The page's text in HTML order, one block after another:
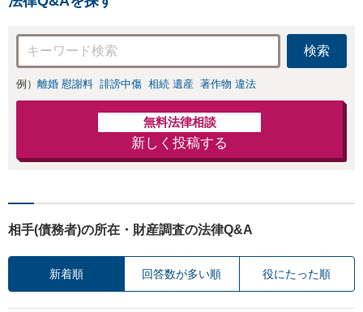
をご説明し、より
良い解決を目指し
ます。
検索
例） 離婚 慰謝料 誹謗中傷 相続 遺産 著作物 違法
無料法律相談
新しく投稿する
相手(債務者)の所在・財産調査の法律Q&A
新着順 回答数が多い順 役にたった順